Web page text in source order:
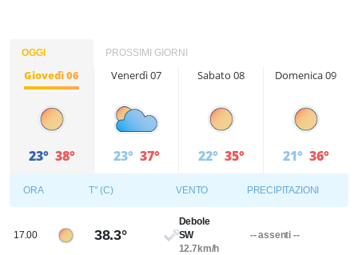
OGGI PROSSIMI GIORNI
Giovedì 06
23° 38°
Venerdì 07
23° 37°
Sabato 08
22° 35°
Domenica 09
21° 36°
ORA T° (C) VENTO PRECIPITAZIONI
17.00 38.3°
Debole
SW
12.7km/h
-- assenti --